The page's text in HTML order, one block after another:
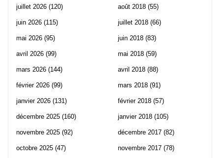
juillet 2026 (120)
juin 2026 (115)
mai 2026 (95)
avril 2026 (99)
mars 2026 (144)
février 2026 (99)
janvier 2026 (131)
décembre 2025 (160)
novembre 2025 (92)
octobre 2025 (47)
août 2018 (55)
juillet 2018 (66)
juin 2018 (83)
mai 2018 (59)
avril 2018 (88)
mars 2018 (91)
février 2018 (57)
janvier 2018 (105)
décembre 2017 (82)
novembre 2017 (78)